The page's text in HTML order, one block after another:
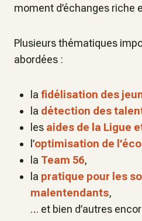
moment d’échanges riche
Plusieurs thématiques
abordées :
la fidélisation des
la détection des
les aides de la Ligue
l’optimisation de
la Team 56,
la pratique pour les
malentendants,
… et bien d’autres